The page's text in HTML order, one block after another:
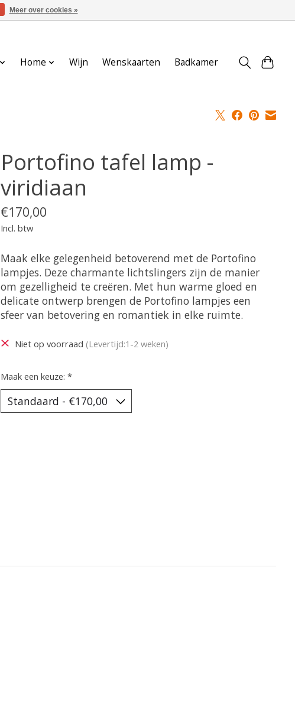
Home Wijn Wenskaarten Badkamer
Portofino tafel lamp -
viridiaan
€170,00
Incl. btw
Maak elke gelegenheid betoverend met de Portofino
lampjes. Deze charmante lichtslingers zijn de manier
om gezelligheid te creëren. Met hun warme gloed en
delicate ontwerp brengen de Portofino lampjes een
sfeer van betovering en romantiek in elke ruimte.
Niet op voorraad (Levertijd:1-2 weken)
Maak een keuze: *
Meer over cookies »